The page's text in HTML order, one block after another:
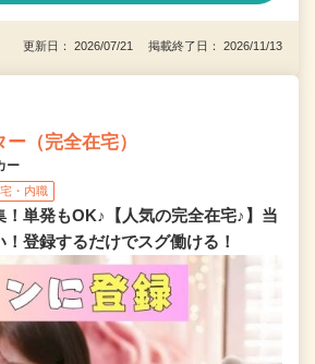
更新日： 2026/07/21 掲載終了日： 2026/11/13
（完全在宅）
ー
・内職
！単発もOK♪【人気の完全在宅♪】当
！登録するだけでスグ働ける！